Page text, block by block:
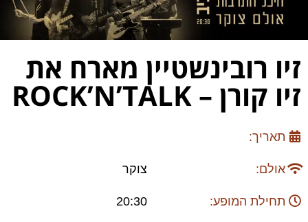
זיו רובינשטיין מארח את
זיו קורן – ROCK’N’TALK
תאריך:
אולם: צוקר
תחילת המופע: 20:30